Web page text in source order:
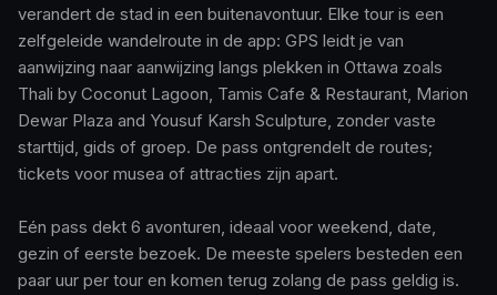
verandert de stad in een buitenavontuur. Elke tour is een
zelfgeleide wandelroute in de app: GPS leidt je van
aanwijzing naar aanwijzing langs plekken in Ottawa zoals
Thali by Coconut Lagoon, Tamis Cafe & Restaurant, Marion
Dewar Plaza and Yousuf Karsh Sculpture, zonder vaste
starttijd, gids of groep. De pass ontgrendelt de routes;
tickets voor musea of attracties zijn apart.
Eén pass dekt 6 avonturen, ideaal voor weekend, date,
gezin of eerste bezoek. De meeste spelers besteden een
paar uur per tour en komen terug zolang de pass geldig is.